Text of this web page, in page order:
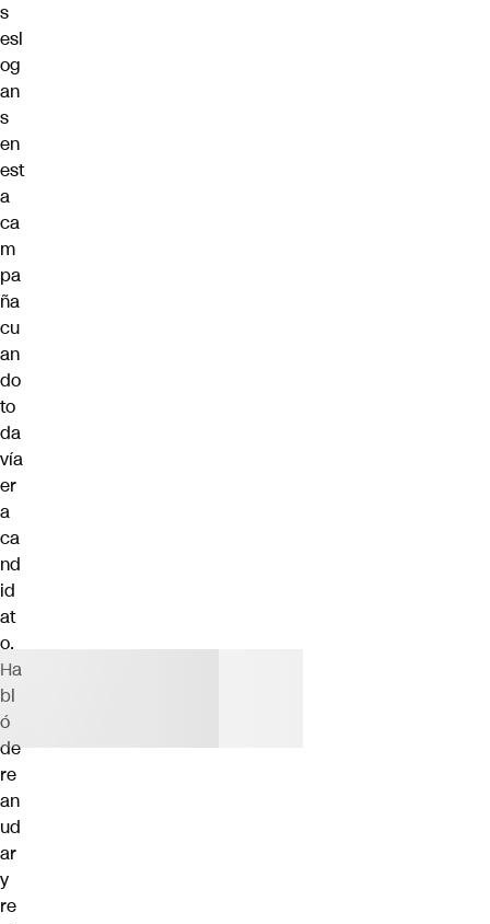
s
esl
og
an
s
en
est
a
ca
m
pa
ña
cu
an
do
to
da
vía
er
a
ca
nd
id
at
o.
Ha
bl
ó
de
re
an
ud
ar
y
re